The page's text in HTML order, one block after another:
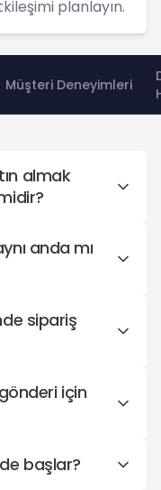
planlayın.
Müşteri Deneyimleri
almak
anda mı
sipariş
için
başlar?